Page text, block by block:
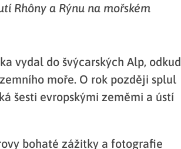
Rhôny a Rýnu na mořském
vydal do švýcarských Alp, odkud
moře. O rok později splul
šesti evropskými zeměmi a ústí
bohaté zážitky a fotografie